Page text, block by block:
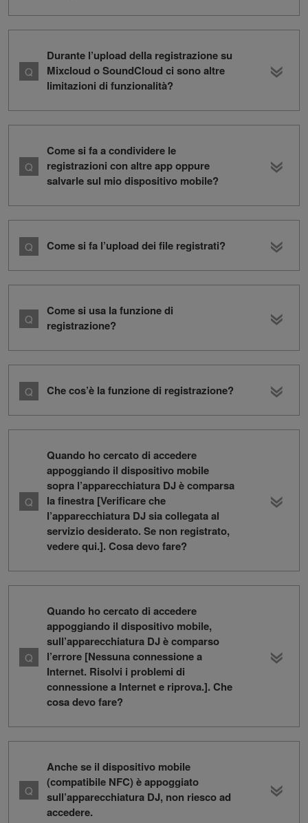
Durante l’upload della registrazione su
Mixcloud o SoundCloud ci sono altre
limitazioni di funzionalità?
Come si fa a condividere le
registrazioni con altre app oppure
salvarle sul mio dispositivo mobile?
Come si fa l’upload dei file registrati?
Come si usa la funzione di
registrazione?
Che cos’è la funzione di registrazione?
Quando ho cercato di accedere
appoggiando il dispositivo mobile
sopra l’apparecchiatura DJ è comparsa
la finestra [Verificare che
l’apparecchiatura DJ sia collegata al
servizio desiderato. Se non registrato,
vedere qui.]. Cosa devo fare?
Quando ho cercato di accedere
appoggiando il dispositivo mobile,
sull’apparecchiatura DJ è comparso
l’errore [Nessuna connessione a
Internet. Risolvi i problemi di
connessione a Internet e riprova.]. Che
cosa devo fare?
Anche se il dispositivo mobile
(compatibile NFC) è appoggiato
sull’apparecchiatura DJ, non riesco ad
accedere.